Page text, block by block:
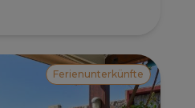
Ferienunterkünfte